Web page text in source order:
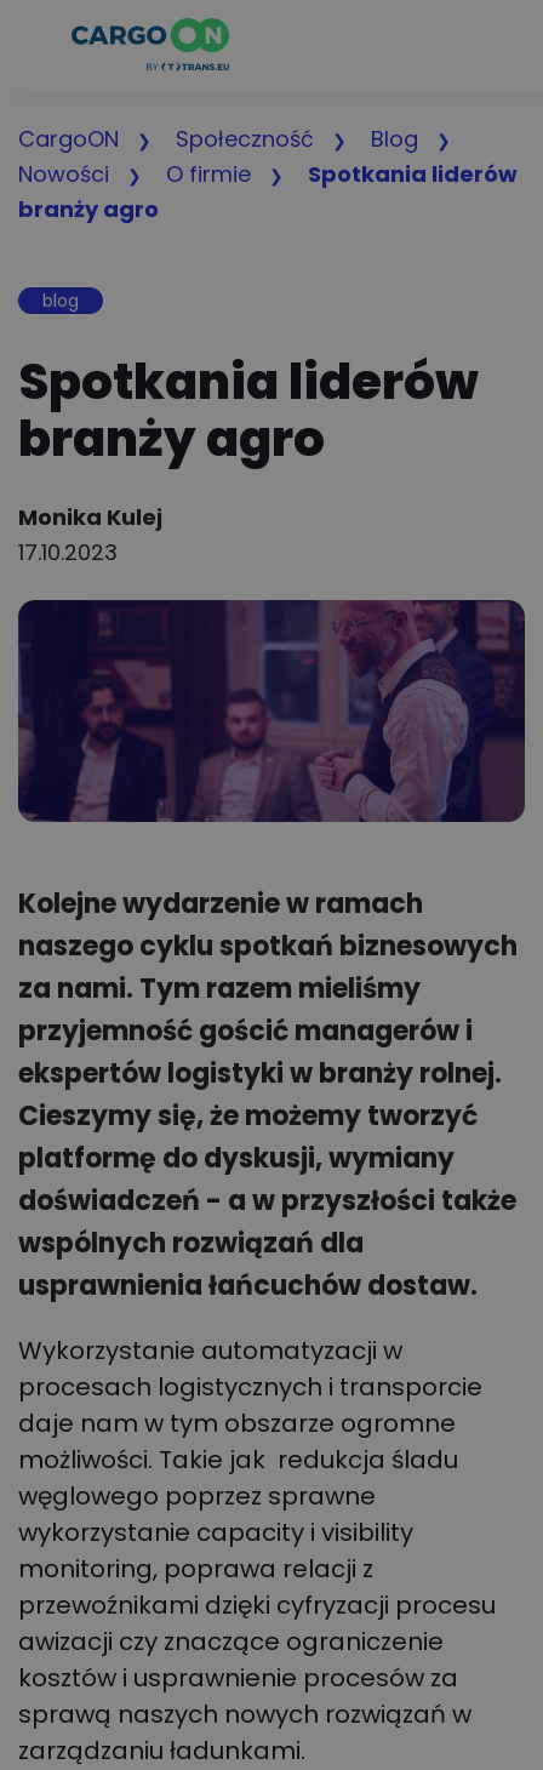
CargoON Społeczność
Blog
Nowości
O firmie
Spotkania liderów
branży agro
blog
Spotkania liderów
branży agro
Author:
Monika Kulej
17.10.2023
Kolejne wydarzenie w ramach
naszego cyklu spotkań biznesowych
za nami. Tym razem mieliśmy
przyjemność gościć managerów i
ekspertów logistyki w branży rolnej.
Cieszymy się, że możemy tworzyć
platformę do dyskusji, wymiany
doświadczeń - a w przyszłości także
wspólnych rozwiązań dla
usprawnienia łańcuchów dostaw.
Wykorzystanie automatyzacji w
procesach logistycznych i transporcie
daje nam w tym obszarze ogromne
możliwości. Takie jak redukcja śladu
węglowego poprzez sprawne
wykorzystanie capacity i visibility
monitoring, poprawa relacji z
przewoźnikami dzięki cyfryzacji procesu
awizacji czy znaczące ograniczenie
kosztów i usprawnienie procesów za
sprawą naszych nowych rozwiązań w
zarządzaniu ładunkami.